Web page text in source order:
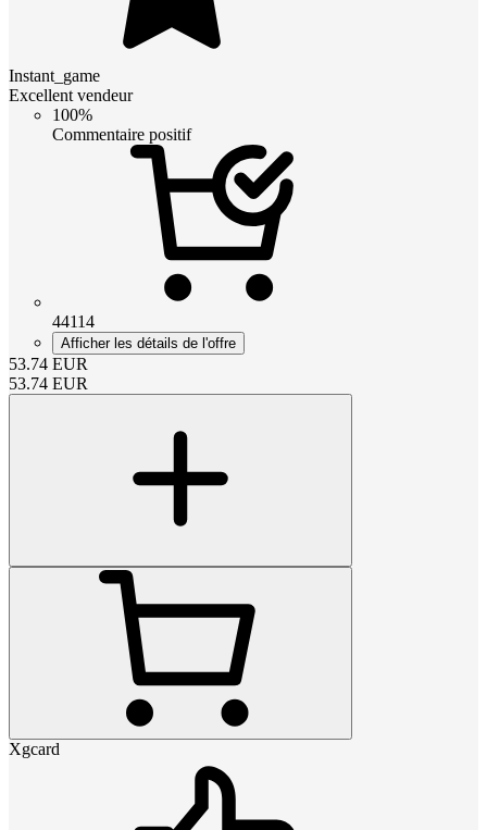
Instant_game
Excellent vendeur
100%
Commentaire positif
44114
Afficher les détails de l'offre
53.74 EUR
53.74 EUR
Xgcard